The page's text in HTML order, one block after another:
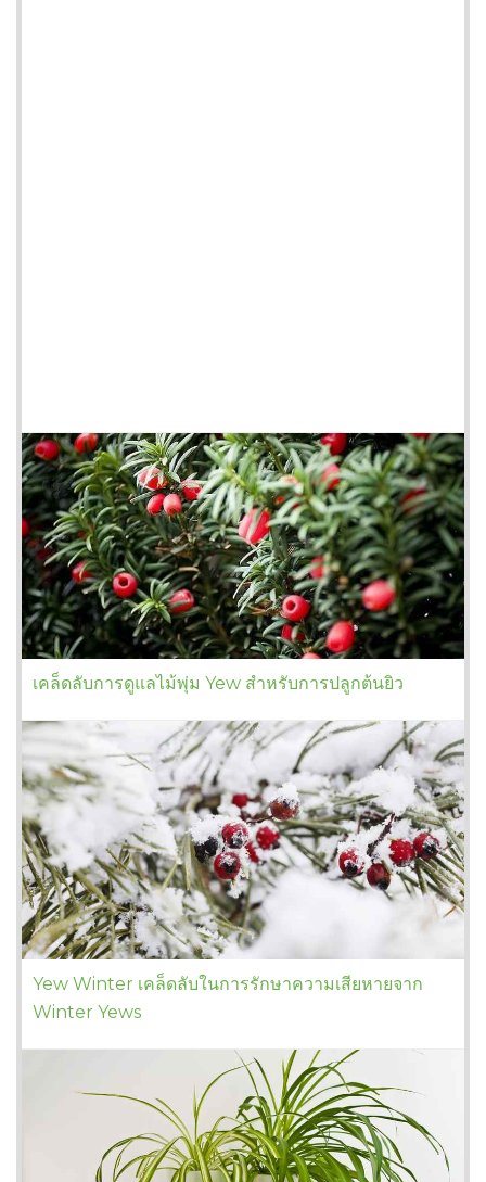
เคล็ดลับการดูแลไม้พุ่ม Yew สำหรับการปลูกต้นยิว
Yew Winter เคล็ดลับในการรักษาความเสียหายจาก
Winter Yews